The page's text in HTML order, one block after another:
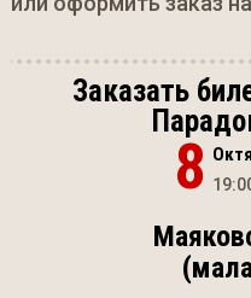
Заказать
8